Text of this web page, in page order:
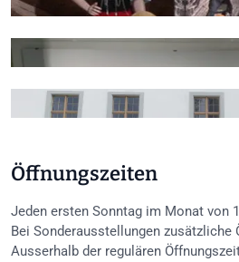
Öffnungszeiten
Jeden ersten Sonntag im Monat von
Bei Sonderausstellungen zusätzliche
Ausserhalb der regulären